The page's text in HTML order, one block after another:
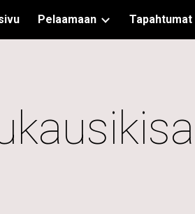
Pelaamaan Tapahtumat